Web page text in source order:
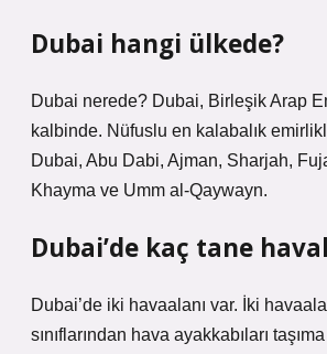
Dubai hangi ülkede?
Dubai nerede? Dubai, Birleşik Arap
kalbinde. Nüfuslu en kalabalık
Dubai, Abu Dabi, Ajman, Sharjah,
Khayma ve Umm al-Qaywayn.
Dubai’de kaç tane
Dubai’de iki havaalanı var. İki
sınıflarından hava ayakkabıları